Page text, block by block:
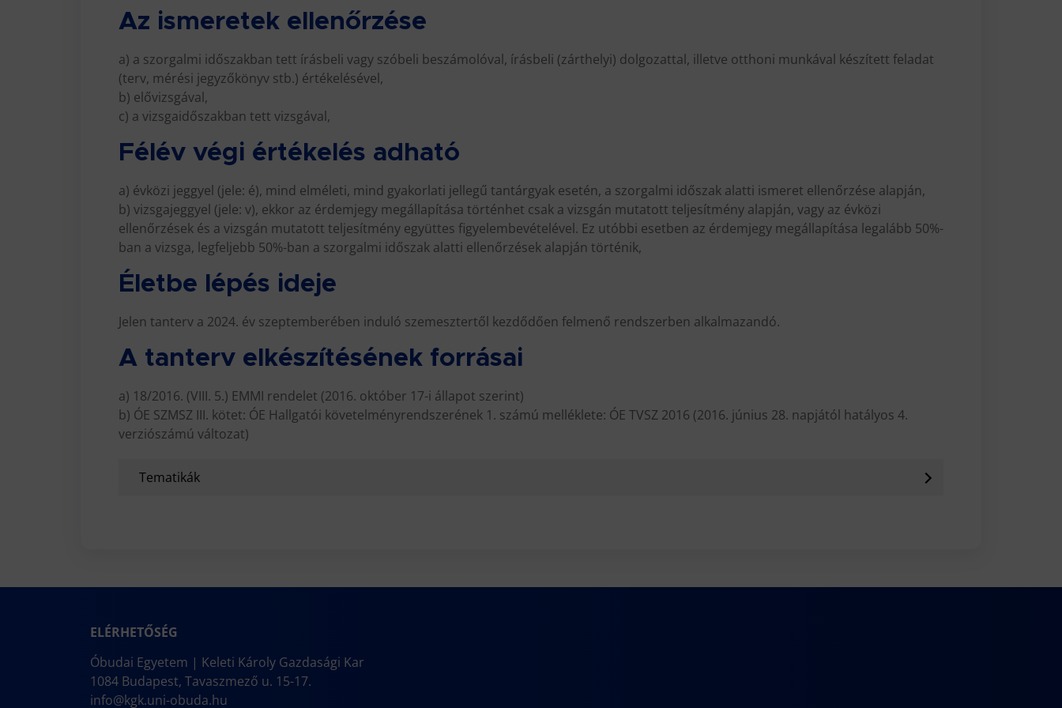
Az ismeretek ellenőrzése
a) a szorgalmi időszakban tett írásbeli vagy szóbeli beszámolóval, írásbeli (zárthelyi) dolgozattal, illetve otthoni munkával készített feladat
(terv, mérési jegyzőkönyv stb.) értékelésével,
b) elővizsgával,
c) a vizsgaidőszakban tett vizsgával,
Félév végi értékelés adható
a) évközi jeggyel (jele: é), mind elméleti, mind gyakorlati jellegű tantárgyak esetén, a szorgalmi időszak alatti ismeret ellenőrzése alapján,
b) vizsgajeggyel (jele: v), ekkor az érdemjegy megállapítása történhet csak a vizsgán mutatott teljesítmény alapján, vagy az évközi
ellenőrzések és a vizsgán mutatott teljesítmény együttes figyelembevételével. Ez utóbbi esetben az érdemjegy megállapítása legalább 50%-
ban a vizsga, legfeljebb 50%-ban a szorgalmi időszak alatti ellenőrzések alapján történik,
Életbe lépés ideje
Jelen tanterv a 2024. év szeptemberében induló szemesztertől kezdődően felmenő rendszerben alkalmazandó.
A tanterv elkészítésének forrásai
a) 18/2016. (VIII. 5.) EMMI rendelet (2016. október 17-i állapot szerint)
b) ÓE SZMSZ III. kötet: ÓE Hallgatói követelményrendszerének 1. számú melléklete: ÓE TVSZ 2016 (2016. június 28. napjától hatályos 4.
verziószámú változat)
Tematikák
ELÉRHETŐSÉG
Óbudai Egyetem | Keleti Károly Gazdasági Kar
1084 Budapest, Tavaszmező u. 15-17.
info@kgk.uni-obuda.hu